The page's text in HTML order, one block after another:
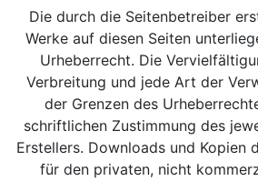
Die durch die Seitenbetreiber
Werke auf diesen Seiten
Urheberrecht. Die
Verbreitung und jede Art der
der Grenzen des
schriftlichen Zustimmung des
Erstellers. Downloads und Kopien
für den privaten, nicht